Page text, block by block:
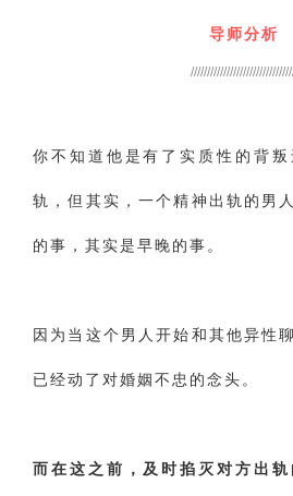
导师分析
你不知道他是有了实质性的背
轨，但其实，一个精神出轨的男
的事，其实是早晚的事。
因为当这个男人开始和其他异性
已经动了对婚姻不忠的念头。
而在这之前，及时掐灭对方出